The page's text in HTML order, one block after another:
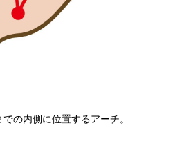
の内側に位置するアーチ。